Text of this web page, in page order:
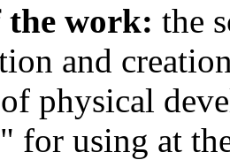
the work: the
and
physical
for using at